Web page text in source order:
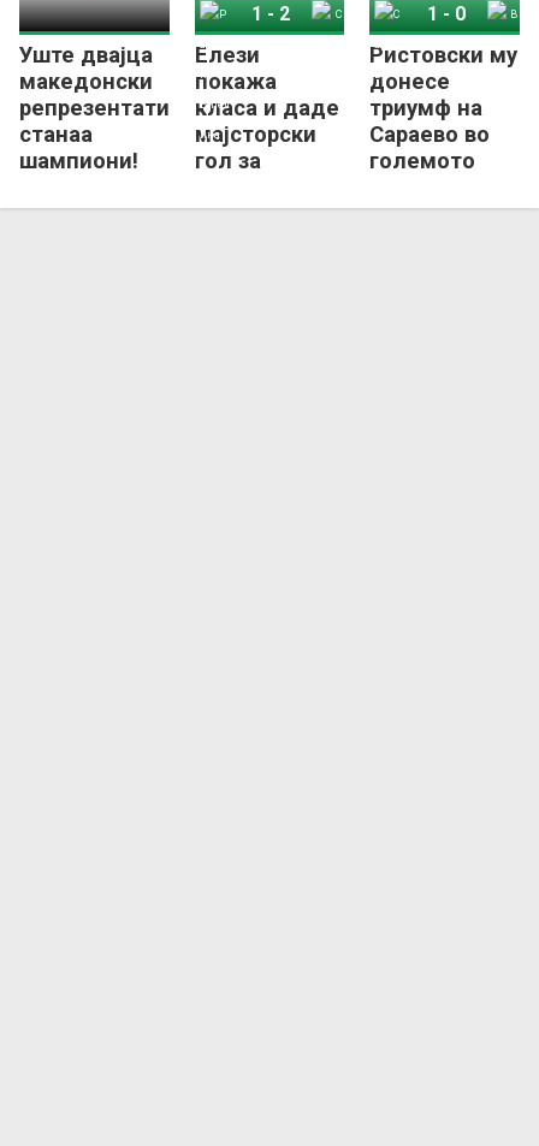
Уште двајца
македонски
репрезентативци
станаа
шампиони!
Елези
покажа
класа и даде
мајсторски
гол за
Радник Бијелина
1 - 2
Ристовски му
донесе
триумф на
Сараево во
големото
Вележ!
Сараево
1 - 0
Вележ